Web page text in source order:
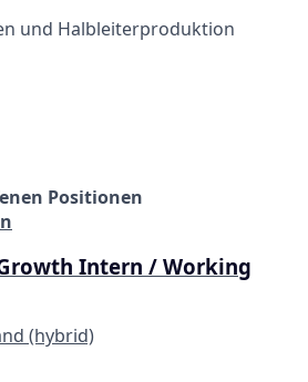
und Halbleiterproduktion
Positionen
Intern / Working
(hybrid)